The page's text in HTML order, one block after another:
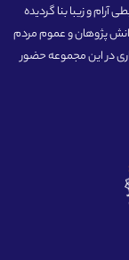
و در محیطی آرام و زیبا بنا گردیده
پژوهان و عموم مردم
در این مجموعه حضور